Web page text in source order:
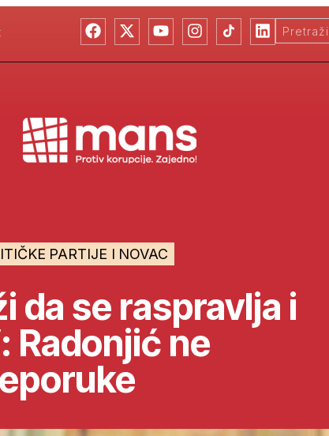
PARTIJE I NOVAC
da se raspravlja i
Radonjić ne